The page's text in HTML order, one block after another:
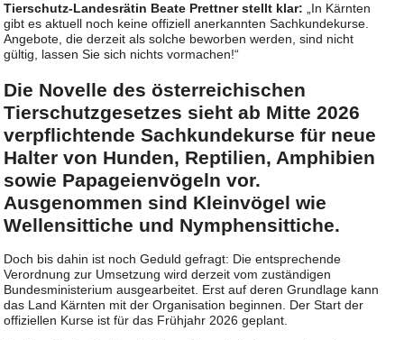
Tierschutz-Landesrätin Beate Prettner stellt klar:„In Kärnten
gibt es aktuell noch keine offiziell anerkannten Sachkundekurse.
Angebote, die derzeit als solche beworben werden, sind nicht
gültig, lassen Sie sich nichts vormachen!“
Die Novelle des österreichischen
Tierschutzgesetzes sieht ab Mitte 2026
verpflichtende Sachkundekurse für neue
Halter von Hunden, Reptilien, Amphibien
sowie Papageienvögeln vor.
Ausgenommen sind Kleinvögel wie
Wellensittiche und Nymphensittiche.
Doch bis dahin ist noch Geduld gefragt: Die entsprechende
Verordnung zur Umsetzung wird derzeit vom zuständigen
Bundesministerium ausgearbeitet. Erst auf deren Grundlage kann
das Land Kärnten mit der Organisation beginnen. Der Start der
offiziellen Kurse ist für das Frühjahr 2026 geplant.